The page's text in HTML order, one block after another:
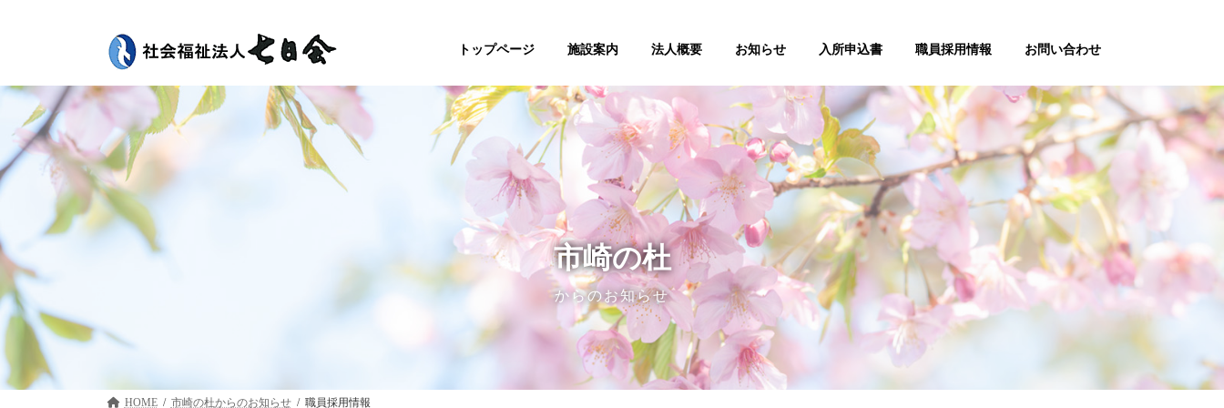
ツ
ッ
プ
シ
移
動
トップページ 施設案内 法人概要 お知らせ 入所申込書 職員採用情報 お問い合わせ
市崎の杜
からのお知らせ
HOME 市崎の杜 職員採用情報